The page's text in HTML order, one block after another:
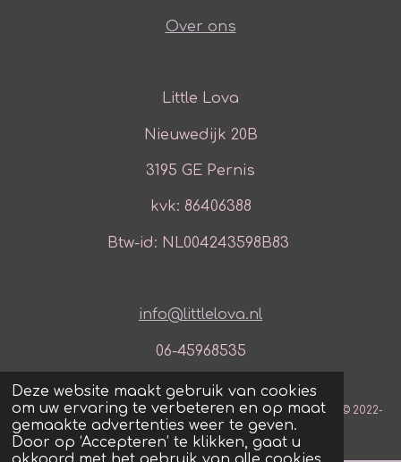
Deze website maakt gebruik van cookies
om uw ervaring te verbeteren en op maat
gemaakte advertenties weer te geven.
Door op ‘Accepteren’ te klikken, gaat u
Over ons
Little Lova
Nieuwedijk 20B
3195 GE Pernis
kvk: 86406388
Btw-id: NL004243598B83
info@littlelova.nl
06-45968535
© 2022-
2025 Little Lova